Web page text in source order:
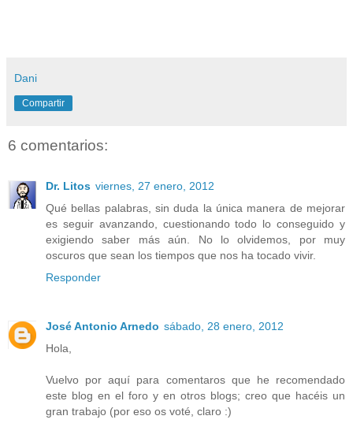
Dani
Compartir
6 comentarios:
Dr. Litos viernes, 27 enero, 2012
Qué bellas palabras, sin duda la única manera de mejorar
es seguir avanzando, cuestionando todo lo conseguido y
exigiendo saber más aún. No lo olvidemos, por muy
oscuros que sean los tiempos que nos ha tocado vivir.
Responder
José Antonio Arnedo sábado, 28 enero, 2012
Hola,
Vuelvo por aquí para comentaros que he recomendado
este blog en el foro y en otros blogs; creo que hacéis un
gran trabajo (por eso os voté, claro :)